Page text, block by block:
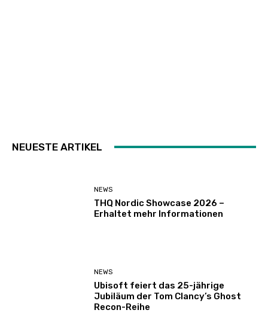
NEUESTE ARTIKEL
NEWS
THQ Nordic Showcase 2026 –
Erhaltet mehr Informationen
NEWS
Ubisoft feiert das 25-jährige
Jubiläum der Tom Clancy’s Ghost
Recon-Reihe